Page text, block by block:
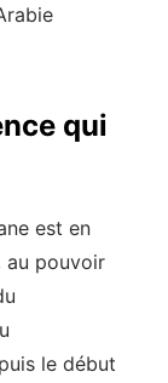
qui
est en
au pouvoir
le début